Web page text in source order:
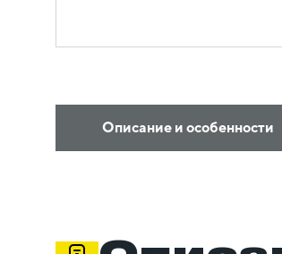
Описание и особенности